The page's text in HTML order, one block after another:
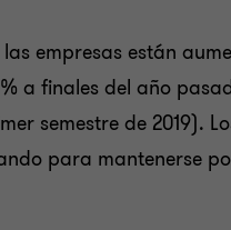
empresas están
a finales del año
semestre de 2019).
para mantenerse